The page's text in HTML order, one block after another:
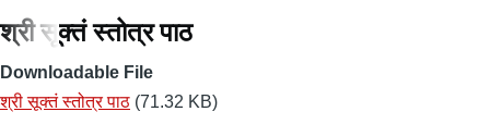
श्री सूक्तं स्तोत्र पाठ
Downloadable File
श्री सूक्तं स्तोत्र पाठ (71.32 KB)